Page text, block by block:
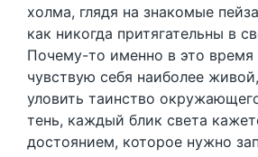
холма, глядя на знакомые
как никогда притягательны в
Почему-то именно в это время
чувствую себя наиболее
уловить таинство
тень, каждый блик света
достоянием, которое нужно